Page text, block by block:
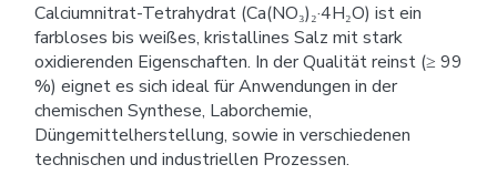
Calciumnitrat-Tetrahydrat (Ca(NO₃)₂·4H₂O) ist ein
farbloses bis weißes, kristallines Salz mit stark
oxidierenden Eigenschaften. In der Qualität reinst (≥ 99
%) eignet es sich ideal für Anwendungen in der
chemischen Synthese, Laborchemie,
Düngemittelherstellung, sowie in verschiedenen
technischen und industriellen Prozessen.